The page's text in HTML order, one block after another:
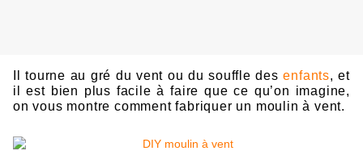
tourne au gré du vent ou du souffl e desenfants, et
il est bien plus facile à faire que ce qu’on imagine,
on vous montre comment fabriquer un mou lin à vent.